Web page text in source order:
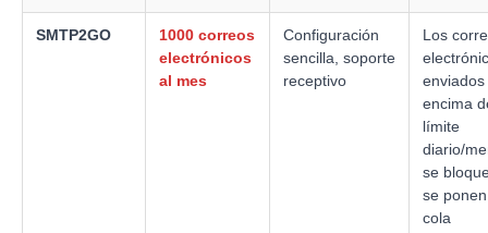
SMTP2GO
1000 correos
electrónicos
al mes
Configuración
sencilla, soporte
receptivo
Los
encima
límite
diario/
se
se
cola